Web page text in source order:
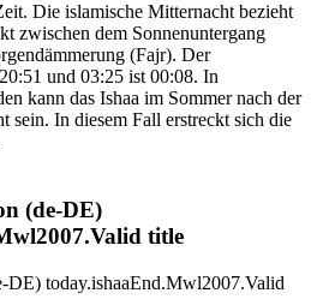
Die islamische Mitternacht bezieht
zwischen dem Sonnenuntergang
(Fajr). Der
und 03:25 ist 00:08. In
kann das Ishaa im Sommer nach der
sein. In diesem Fall erstreckt sich die
(de-DE)
title
DE) today.ishaaEnd.Mwl2007.Valid